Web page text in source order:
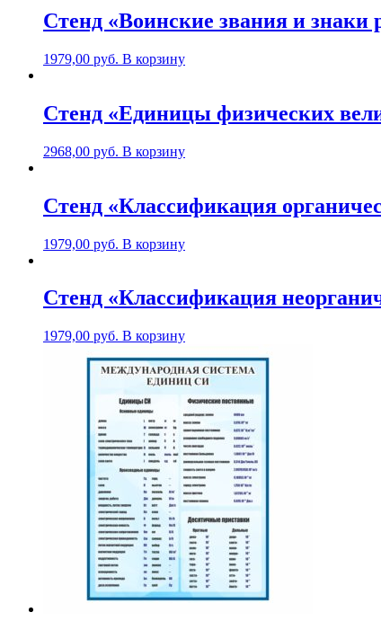
Стенд «Воинские звания и знаки
1979,00 руб. В корзину
Стенд «Единицы физических
2968,00 руб. В корзину
Стенд «Клаcсификация
1979,00 руб. В корзину
Стенд «Класcификация
1979,00 руб. В корзину